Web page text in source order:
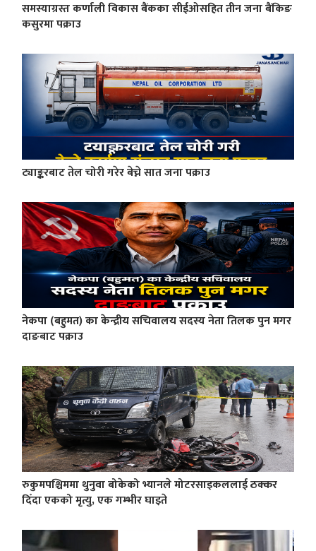
समस्याग्रस्त कर्णाली विकास बैंकका सीईओसहित तीन जना बैंकिङ
कसुरमा पक्राउ
ट्याङ्करबाट तेल चोरी गरेर बेच्ने सात जना पक्राउ
नेकपा (बहुमत) का केन्द्रीय सचिवालय सदस्य नेता तिलक पुन मगर
दाङबाट पक्राउ
रुकुमपश्चिममा थुनुवा बोकेको भ्यानले मोटरसाइकललाई ठक्कर
दिँदा एकको मृत्यु, एक गम्भीर घाइते